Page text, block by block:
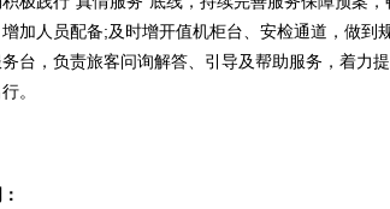
加人员配备;及时增开值机柜台、安检通道，做到
台，负责旅客问询解答、引导及帮助服务，着力
。